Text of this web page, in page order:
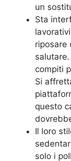
un
Sta
riposare
compiti
Si
questo
Il loro
solo i